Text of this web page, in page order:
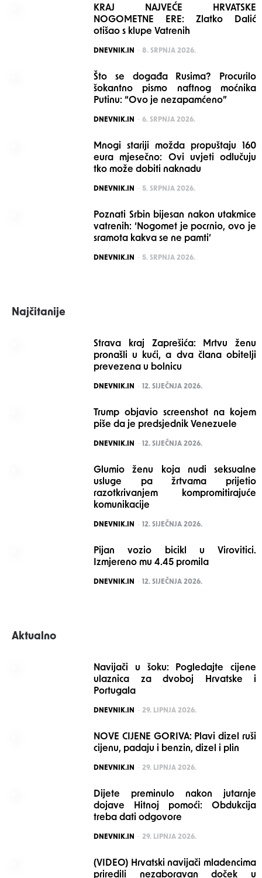
KRAJ NAJVEĆE HRVATSKE
NOGOMETNE ERE: Zlatko Dalić
otišao s klupe Vatrenih
POSTED
DNEVNIK.IN 8. SRPNJA 2026.
Što se događa Rusima? Procurilo
šokantno pismo naftnog moćnika
Putinu: “Ovo je nezapamćeno”
POSTED
DNEVNIK.IN 6. SRPNJA 2026.
Mnogi stariji možda propuštaju 160
eura mjesečno: Ovi uvjeti odlučuju
tko može dobiti naknadu
POSTED
DNEVNIK.IN 5. SRPNJA 2026.
Poznati Srbin bijesan nakon utakmice
vatrenih: ‘Nogomet je pocrnio, ovo je
sramota kakva se ne pamti’
POSTED
DNEVNIK.IN 5. SRPNJA 2026.
Najčitanije
Strava kraj Zaprešića: Mrtvu ženu
pronašli u kući, a dva člana obitelji
prevezena u bolnicu
POSTED
DNEVNIK.IN 12. SIJEČNJA 2026.
Trump objavio screenshot na kojem
piše da je predsjednik Venezuele
POSTED
DNEVNIK.IN 12. SIJEČNJA 2026.
Glumio ženu koja nudi seksualne
usluge pa žrtvama prijetio
razotkrivanjem kompromitirajuće
komunikacije
POSTED
DNEVNIK.IN 12. SIJEČNJA 2026.
Pijan vozio bicikl u Virovitici.
Izmjereno mu 4.45 promila
POSTED
DNEVNIK.IN 12. SIJEČNJA 2026.
Aktualno
Navijači u šoku: Pogledajte cijene
ulaznica za dvoboj Hrvatske i
Portugala
POSTED
DNEVNIK.IN 29. LIPNJA 2026.
NOVE CIJENE GORIVA: Plavi dizel ruši
cijenu, padaju i benzin, dizel i plin
POSTED
DNEVNIK.IN 29. LIPNJA 2026.
Dijete preminulo nakon jutarnje
dojave Hitnoj pomoći: Obdukcija
treba dati odgovore
POSTED
DNEVNIK.IN 29. LIPNJA 2026.
(VIDEO) Hrvatski navijači mladencima
priredili nezaboravan doček u